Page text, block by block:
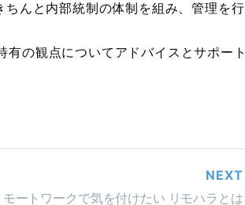
んと内部統制の体制を組み、管理を行
の観点についてアドバイスとサポート
NEXT
モートワークで気を付けたい リモハラとは